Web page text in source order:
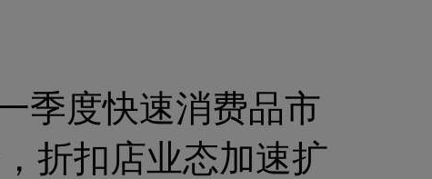
季度快速消费品市
折扣店业态加速扩